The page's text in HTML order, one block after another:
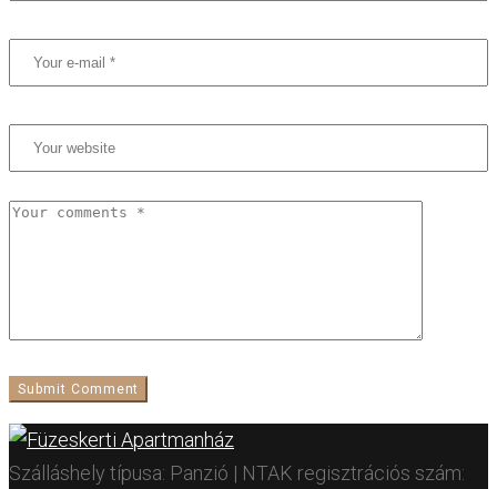
Szálláshely típusa: Panzió | NTAK regisztrációs szám: